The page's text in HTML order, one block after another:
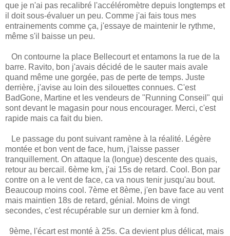
que je n'ai pas recalibré l'accéléromètre depuis longtemps et
il doit sous-évaluer un peu. Comme j'ai fais tous mes
entrainements comme ça, j'essaye de maintenir le rythme,
même s'il baisse un peu.
On contourne la place Bellecourt et entamons la rue de la
barre. Ravito, bon j'avais décidé de le sauter mais avale
quand même une gorgée, pas de perte de temps. Juste
derrière, j'avise au loin des silouettes connues. C'est
BadGone, Martine et les vendeurs de "Running Conseil" qui
sont devant le magasin pour nous encourager. Merci, c'est
rapide mais ca fait du bien.
Le passage du pont suivant ramène à la réalité. Légère
montée et bon vent de face, hum, j'laisse passer
tranquillement. On attaque la (longue) descente des quais,
retour au bercail. 6ème km, j'ai 15s de retard. Cool. Bon par
contre on a le vent de face, ca va nous tenir jusqu'au bout.
Beaucoup moins cool. 7ème et 8ème, j'en bave face au vent
mais maintien 18s de retard, génial. Moins de vingt
secondes, c'est récupérable sur un dernier km à fond.
9ème, l'écart est monté à 25s. Ca devient plus délicat, mais